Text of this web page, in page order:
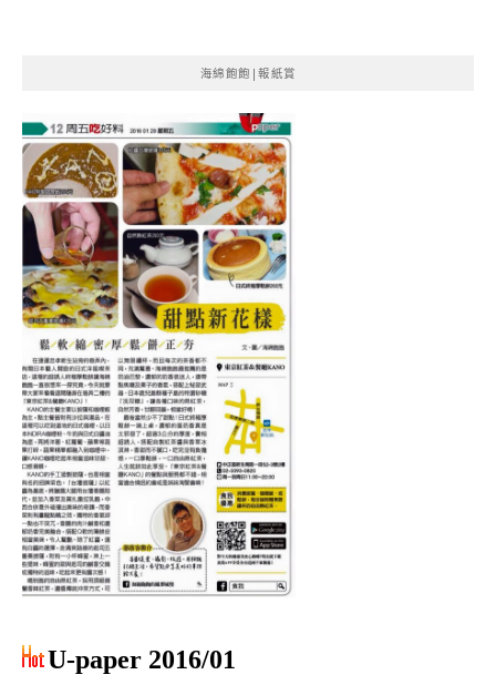
海綿飽飽|報紙賞
U-paper 2016/01